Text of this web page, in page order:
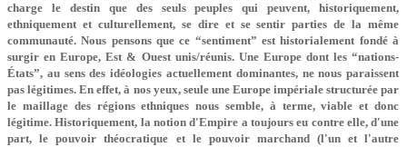
charge le destin que des seuls peuples qui peuvent, historiquement,
ethniquement et culturellement, se dire et se sentir parties de la même
communauté. Nous pensons que ce “sentiment” est historialement fondé à
surgir en Europe, Est & Ouest unis/réunis. Une Europe dont les “nations-
États”, au sens des idéologies actuellement dominantes, ne nous paraissent
pas légitimes. En effet, à nos yeux, seule une Europe impériale structurée par
le maillage des régions ethniques nous semble, à terme, viable et donc
légitime. Historiquement, la notion d'Empire a toujours eu contre elle, d'une
part, le pouvoir théocratique et le pouvoir marchand (l'un et l'autre